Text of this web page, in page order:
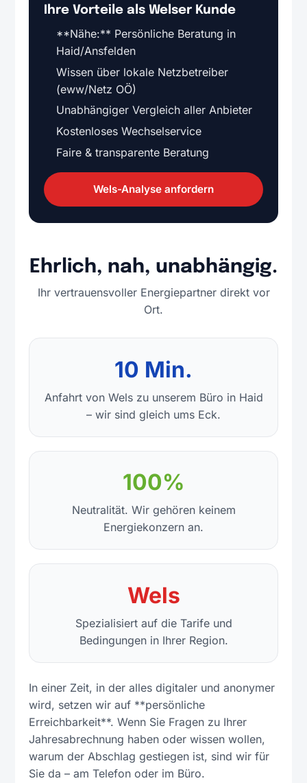
Ihre Vorteile als Welser Kunde
**Nähe:** Persönliche Beratung in
Haid/Ansfelden
Wissen über lokale Netzbetreiber
(eww/Netz OÖ)
Unabhängiger Vergleich aller Anbieter
Kostenloses Wechselservice
Faire & transparente Beratung
Wels-Analyse anfordern
Ehrlich, nah, unabhängig.
Ihr vertrauensvoller Energiepartner direkt vor
Ort.
10 Min.
Anfahrt von Wels zu unserem Büro in Haid
– wir sind gleich ums Eck.
100%
Neutralität. Wir gehören keinem
Energiekonzern an.
Wels
Spezialisiert auf die Tarife und
Bedingungen in Ihrer Region.
In einer Zeit, in der alles digitaler und anonymer
wird, setzen wir auf **persönliche
Erreichbarkeit**. Wenn Sie Fragen zu Ihrer
Jahresabrechnung haben oder wissen wollen,
warum der Abschlag gestiegen ist, sind wir für
Sie da – am Telefon oder im Büro.